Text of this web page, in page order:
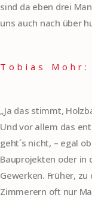
sind da eben drei
uns auch nach über
Tobias Mohr:
„Ja das stimmt,
Und vor allem das
geht´s nicht, – egal
Bauprojekten oder in
Gewerken. Früher,
Zimmerern oft nur